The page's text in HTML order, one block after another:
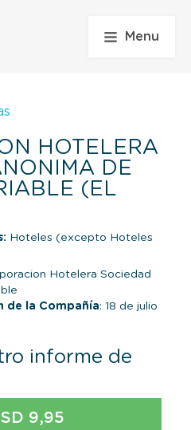
Menu
HOTELERA
DE
(EL
Hoteles (excepto Hoteles
Hotelera Sociedad
de la Compañía: 18 de julio
informe de
9,95